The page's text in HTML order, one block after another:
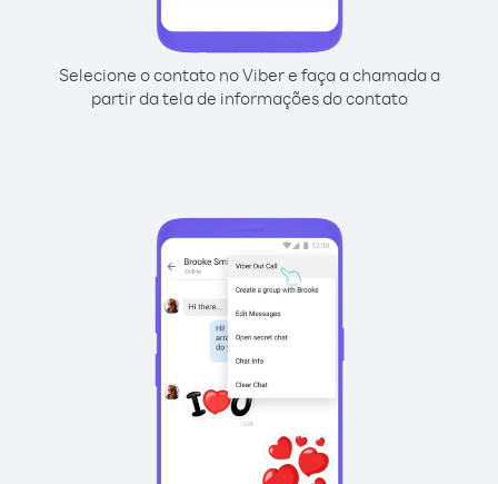
Selecione o contato no Viber e faça a chamada a
partir da tela de informações do contato